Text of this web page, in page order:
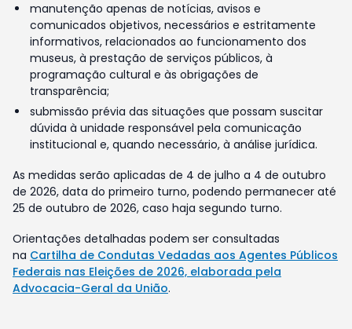
manutenção apenas de notícias, avisos e
comunicados objetivos, necessários e estritamente
informativos, relacionados ao funcionamento dos
museus, à prestação de serviços públicos, à
programação cultural e às obrigações de
transparência;
submissão prévia das situações que possam suscitar
dúvida à unidade responsável pela comunicação
institucional e, quando necessário, à análise jurídica.
As medidas serão aplicadas de 4 de julho a 4 de outubro
de 2026, data do primeiro turno, podendo permanecer até
25 de outubro de 2026, caso haja segundo turno.
Orientações detalhadas podem ser consultadas
na Cartilha de Condutas Vedadas aos Agentes Públicos
Federais nas Eleições de 2026, elaborada pela
Advocacia-Geral da União.